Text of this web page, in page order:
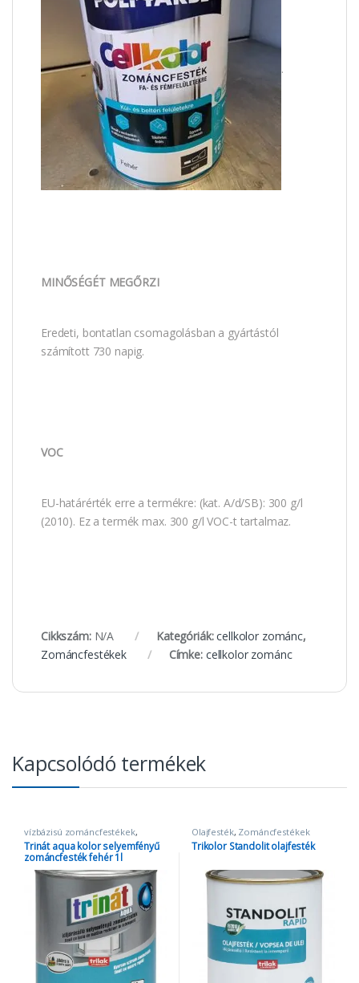
.
MINŐSÉGÉT MEGŐRZI
Eredeti, bontatlan csomagolásban a gyártástól
számított 730 napig.
VOC
EU-határérték erre a termékre: (kat. A/d/SB): 300 g/l
(2010). Ez a termék max. 300 g/l VOC-t tartalmaz.
Cikkszám: N/A Kategóriák:cellkolor zománc,
Zománcfestékek
Címke: cellkolor zománc
Kapcsolódó termékek
vízbázisú zománcfestékek,
Zománcfestékek
Trinát aqua kolor selyemfényű
zománcfesték fehér 1l
Olajfesték, Zománcfestékek
Trikolor Standolit olajfesték